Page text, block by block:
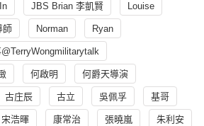
In JBS Brian 李凱賢 Louise
師 Norman Ryan
何啟明 何爵天導演
古庄辰 古立 吳佩孚 基哥
宋浩暉 康常治 張曉嵐 朱利安